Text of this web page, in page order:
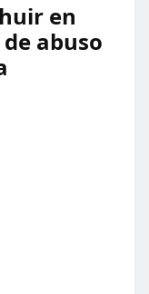
en
abuso